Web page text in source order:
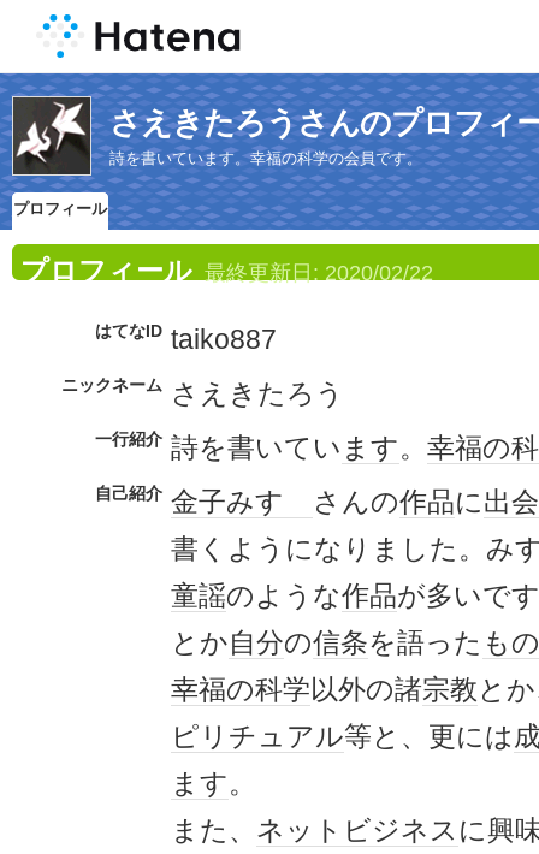
さえきたろうさんのプロフィ
詩を書いています。幸福の科学の会員です。
プロフィール
プロフィール 最終更新日: 2020/02/22
はてなID taiko887
ニックネーム さえきたろう
一行紹介 詩を書いてい ます。 幸福の
自己紹介 金子みすゞ さんの作品に出会
書くようになりました。み
童謡のような作品が多いで
とか自分の信条を語った もの
幸福の科学以外の諸宗教と
ピリチュアル等と、更には
ます。
また、 ネットビジネス に興